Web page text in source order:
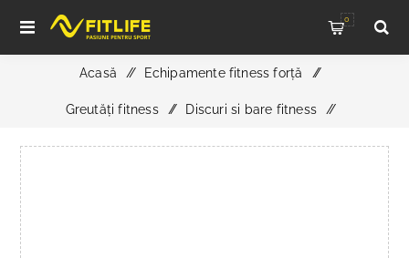
0
Acasă / Echipamente fitness forță /
Greutăți fitness / Discuri si bare fitness /
Bară Dreaptă Cauciucată Personalizată cu Logo Client –